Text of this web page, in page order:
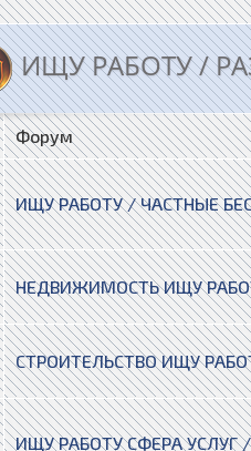
ИЩУ РАБОТУ /
Форум
ИЩУ РАБОТУ / ЧАСТНЫЕ
НЕДВИЖИМОСТЬ ИЩУ
СТРОИТЕЛЬСТВО ИЩУ
ИЩУ РАБОТУ СФЕРА УСЛУГ